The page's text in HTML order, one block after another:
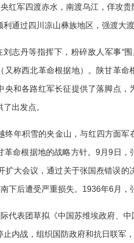
红军四渡赤水，南渡乌江，佯攻
通过四川凉山彝族地区，强渡大
志丹等指挥下，粉碎敌人军事“
又称西北革命根据地）。陕甘革
央和各路红军长征提供了落脚点
出发点。
终年积雪的夹金山，与红四方面军
革命根据地的战略方针。9月9日
扩大会议，通过关于张国焘错误
下后遭受严重损失。1936年6月，
代表团草拟《中国苏维埃政府、
止内战，组织国防政府和抗日联军